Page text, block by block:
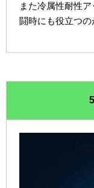
また冷属性耐性
闘時にも役立つの